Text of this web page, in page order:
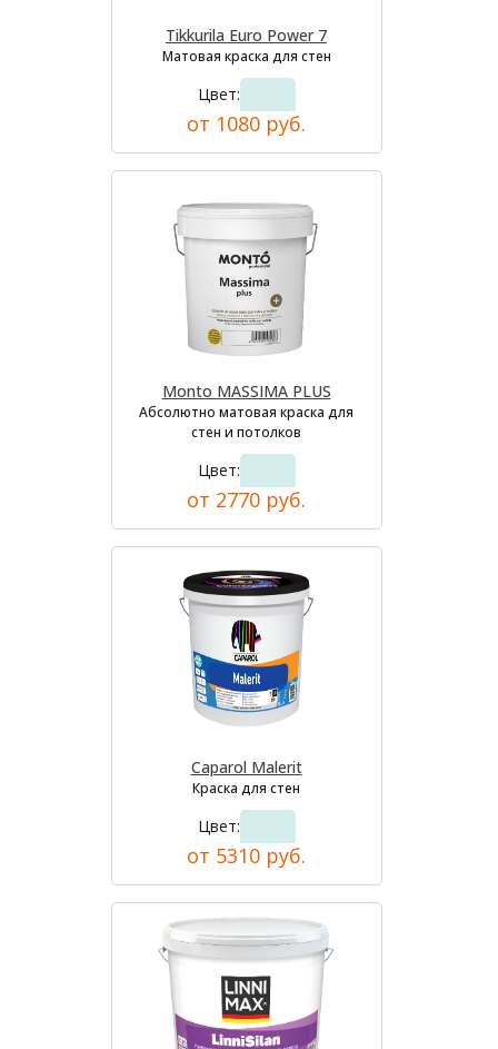
Tikkurila Euro Power 7
Матовая краска для стен
Цвет:
от 1080 руб.
Monto MASSIMA PLUS
Абсолютно матовая краска для
стен и потолков
Цвет:
от 2770 руб.
Caparol Malerit
Краска для стен
Цвет:
от 5310 руб.